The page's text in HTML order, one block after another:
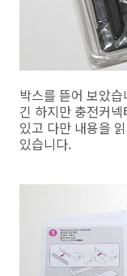
박스를 뜯어 보았
긴 하지만 충전커
있고 다만 내용을
있습니다.